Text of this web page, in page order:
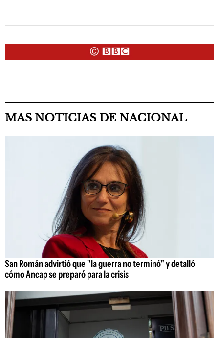
MAS NOTICIAS DE NACIONAL
San Román advirtió que "la guerra no terminó" y detalló
cómo Ancap se preparó para la crisis